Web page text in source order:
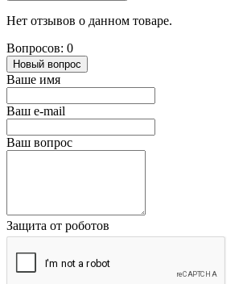
Нет отзывов о данном товаре.
Вопросов: 0
Новый вопрос
Ваше имя
Ваш e-mail
Ваш вопрос
Защита от роботов